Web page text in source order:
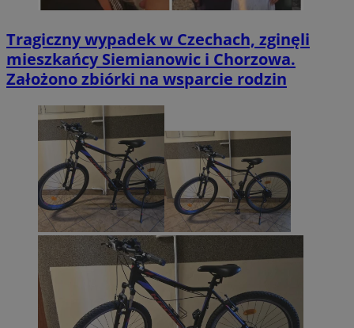
Tragiczny wypadek w Czechach, zginęli
mieszkańcy Siemianowic i Chorzowa.
Założono zbiórki na wsparcie rodzin